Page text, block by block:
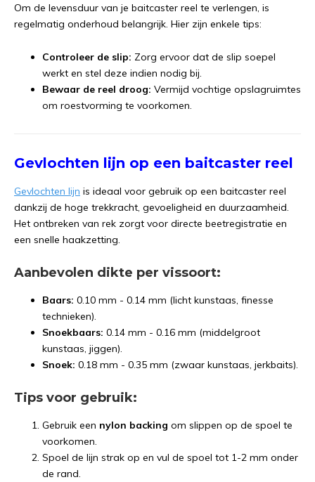
Om de levensduur van je baitcaster reel te verlengen, is
regelmatig onderhoud belangrijk. Hier zijn enkele tips:
Controleer de slip: Zorg ervoor dat de slip soepel
werkt en stel deze indien nodig bij.
Bewaar de reel droog: Vermijd vochtige opslagruimtes
om roestvorming te voorkomen.
Gevlochten lijn op een baitcaster reel
Gevlochten lijn is ideaal voor gebruik op een baitcaster reel
dankzij de hoge trekkracht, gevoeligheid en duurzaamheid.
Het ontbreken van rek zorgt voor directe beetregistratie en
een snelle haakzetting.
Aanbevolen dikte per vissoort:
Baars: 0.10 mm - 0.14 mm (licht kunstaas, finesse
technieken).
Snoekbaars: 0.14 mm - 0.16 mm (middelgroot
kunstaas, jiggen).
Snoek: 0.18 mm - 0.35 mm (zwaar kunstaas, jerkbaits).
Tips voor gebruik:
Gebruik een nylon backing om slippen op de spoel te
voorkomen.
Spoel de lijn strak op en vul de spoel tot 1-2 mm onder
de rand.